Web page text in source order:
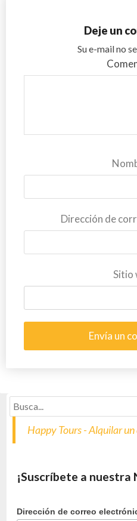
Deje un
Su e-mail no
Dirección de
Sitio
Happy Tours - Alquilar
¡Suscríbete a
Dirección de correo